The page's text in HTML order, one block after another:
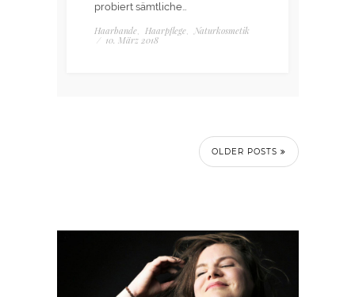
probiert sämtliche…
Haarbande, Haarpflege, Naturkosmetik
/ 10. März 2018
OLDER POSTS